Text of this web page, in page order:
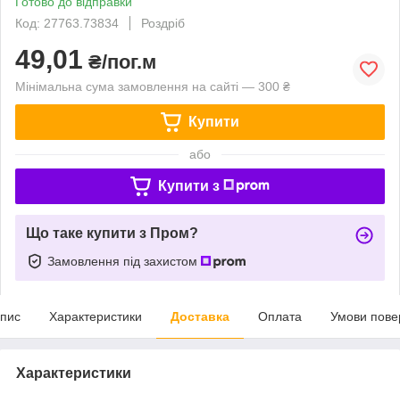
Код: 27763.73834
Роздріб
49,01 ₴/пог.м
Мінімальна сума замовлення на сайті — 300 ₴
Купити
або
Купити з
Що таке купити з Пром?
Замовлення під захистом
Характеристики Доставка Оплата Умови
Характеристики